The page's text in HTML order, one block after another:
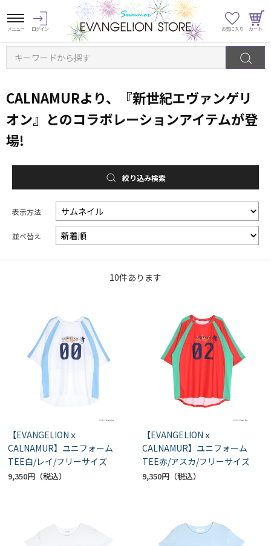
キーワードから探す
CALNAMURより、『新世紀エヴァンゲリ
オン』とのコラボレーションアイテムが登
場!
絞り込み検索
表示方法
並べ替え
10件あります
【EVANGELIONｘ
CALNAMUR】ユニフォーム
TEE白/レイ/フリーサイズ
9,350円
【EVANGELIONｘ
CALNAMUR】ユニフォーム
TEE赤/アスカ/フリーサイズ
9,350円